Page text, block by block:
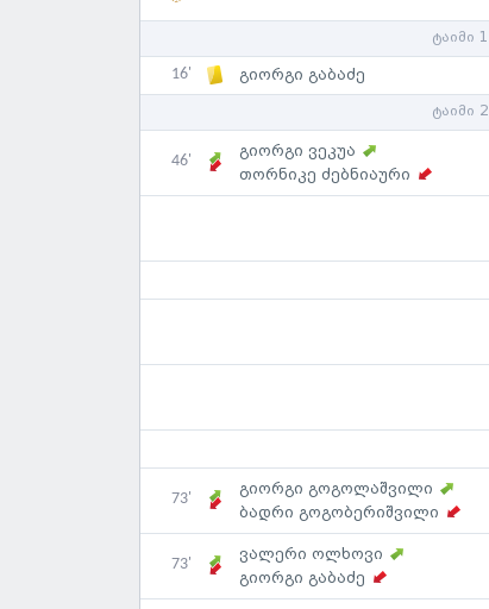
ტაიმი 1
16' გიორგი გაბაძე
ტაიმი 2
46'
გიორგი ვეკუა
თორნიკე ძებნიაური
73'
გიორგი გოგოლაშვილი
ბადრი გოგობერიშვილი
73'
ვალერი ოლხოვი
გიორგი გაბაძე